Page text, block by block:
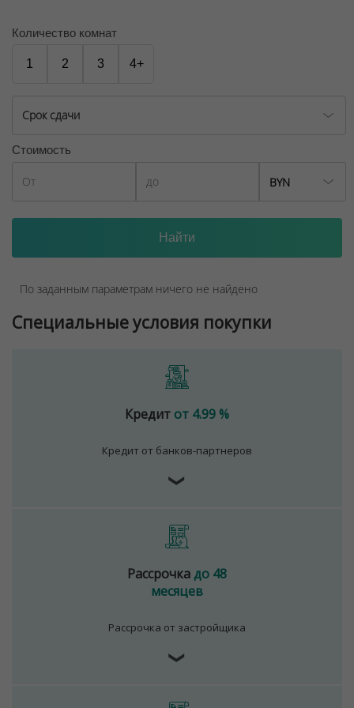
№02240/129 от 06.09.06г.
04.09.2025
Количество комнат
1 2 3 4+
Срок сдачи
Стоимость
BYN
По заданным параметрам ничего не найдено
Специальные условия покупки
Кредит от 4.99 %
Кредит от банков-партнеров
❯
Рассрочкадо 48
месяцев
Рассрочка от застройщика
❯